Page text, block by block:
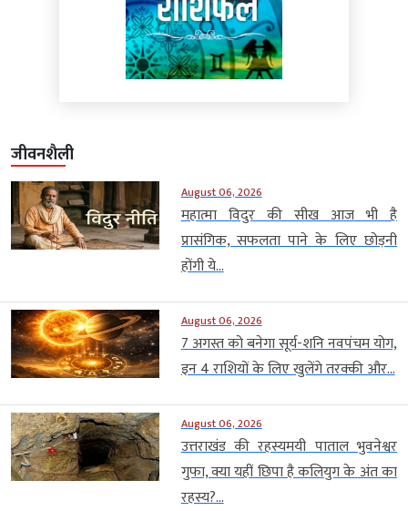
जीवनशैली
August 06, 2026
महात्मा विदुर की सीख आज भी है
प्रासंगिक, सफलता पाने के लिए छोड़नी
होंगी ये...
August 06, 2026
7 अगस्त को बनेगा सूर्य-शनि नवपंचम योग,
इन 4 राशियों के लिए खुलेंगे तरक्की और...
August 06, 2026
उत्तराखंड की रहस्यमयी पाताल भुवनेश्वर
गुफा, क्या यहीं छिपा है कलियुग के अंत का
रहस्य?...